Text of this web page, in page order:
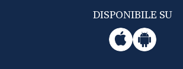
DISPONIBILE SU